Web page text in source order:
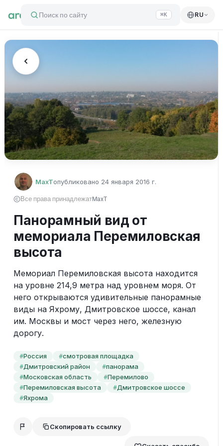
Поиск по сайту ⌘K RU
MaxTопубликовано 24 января 2016 г.
Все права принадлежатMaxT
Панорамный вид от
мемориала Перемиловская
высота
Мемориал Перемиловская высота находится
на уровне 214,9 метра над уровнем моря. От
него открываются удивительные панорамные
виды на Яхрому, Дмитровское шоссе, канал
им. Москвы и мост через него, железную
дорогу.
#Россия #смотровая площадка
#Дмитровский район #панорама
#Московская область #Перемилово
#Перемиловская высота #Дмитровское шоссе
#Яхрома
Скопировать ссылку